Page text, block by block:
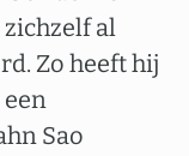
al
Zo heeft hij
Sao